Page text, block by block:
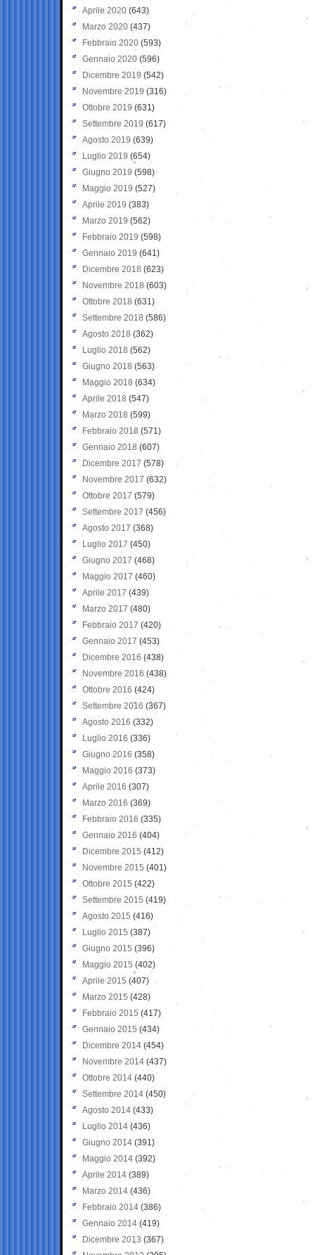
Aprile 2020 (643)
Marzo 2020 (437)
Febbraio 2020 (593)
Gennaio 2020 (596)
Dicembre 2019 (542)
Novembre 2019 (316)
Ottobre 2019 (631)
Settembre 2019 (617)
Agosto 2019 (639)
Luglio 2019 (654)
Giugno 2019 (598)
Maggio 2019 (527)
Aprile 2019 (383)
Marzo 2019 (562)
Febbraio 2019 (598)
Gennaio 2019 (641)
Dicembre 2018 (623)
Novembre 2018 (603)
Ottobre 2018 (631)
Settembre 2018 (586)
Agosto 2018 (362)
Luglio 2018 (562)
Giugno 2018 (563)
Maggio 2018 (634)
Aprile 2018 (547)
Marzo 2018 (599)
Febbraio 2018 (571)
Gennaio 2018 (607)
Dicembre 2017 (578)
Novembre 2017 (632)
Ottobre 2017 (579)
Settembre 2017 (456)
Agosto 2017 (368)
Luglio 2017 (450)
Giugno 2017 (468)
Maggio 2017 (460)
Aprile 2017 (439)
Marzo 2017 (480)
Febbraio 2017 (420)
Gennaio 2017 (453)
Dicembre 2016 (438)
Novembre 2016 (438)
Ottobre 2016 (424)
Settembre 2016 (367)
Agosto 2016 (332)
Luglio 2016 (336)
Giugno 2016 (358)
Maggio 2016 (373)
Aprile 2016 (307)
Marzo 2016 (369)
Febbraio 2016 (335)
Gennaio 2016 (404)
Dicembre 2015 (412)
Novembre 2015 (401)
Ottobre 2015 (422)
Settembre 2015 (419)
Agosto 2015 (416)
Luglio 2015 (387)
Giugno 2015 (396)
Maggio 2015 (402)
Aprile 2015 (407)
Marzo 2015 (428)
Febbraio 2015 (417)
Gennaio 2015 (434)
Dicembre 2014 (454)
Novembre 2014 (437)
Ottobre 2014 (440)
Settembre 2014 (450)
Agosto 2014 (433)
Luglio 2014 (436)
Giugno 2014 (391)
Maggio 2014 (392)
Aprile 2014 (389)
Marzo 2014 (436)
Febbraio 2014 (386)
Gennaio 2014 (419)
Dicembre 2013 (367)